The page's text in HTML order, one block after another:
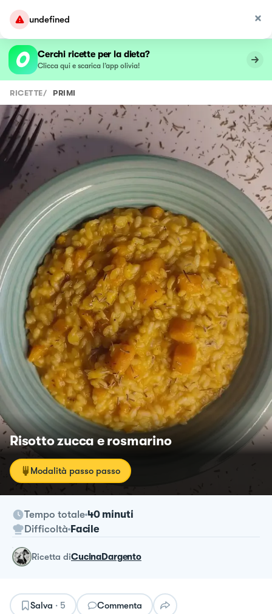
undefined
Cerchi ricette per la dieta?
Clicca qui e scarica l’app olivia!
RICETTE/ PRIMI
Risotto zucca e rosmarino
Modalità passo passo
Tempo totale 40 minuti
Difficoltà Facile
ricetta diCucinaDargento
Salva · 5 Commenta